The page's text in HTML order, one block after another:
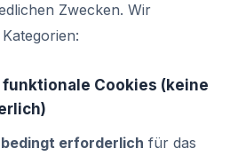
Zwecken. Wir
funktionale Cookies (keine
erforderlich für das